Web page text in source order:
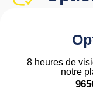
8 heures de
notre